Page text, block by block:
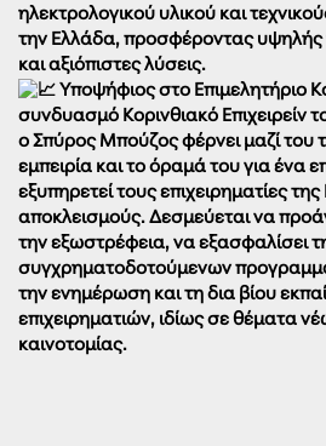
ηλεκτρολογικού υλικού και
την Ελλάδα, προσφέροντας υψηλής
και αξιόπιστες λύσεις.
Υποψήφιος στο Επιμελητήριο
συνδυασμό Κορινθιακό Επιχειρείν
ο Σπύρος Μπούζος φέρνει μαζί του
εμπειρία και το όραμά του για ένα
εξυπηρετεί τους επιχειρηματίες
αποκλεισμούς. Δεσμεύεται να
την εξωστρέφεια, να εξασφαλίσει
συγχρηματοδοτούμενων
την ενημέρωση και τη δια βίου
επιχειρηματιών, ιδίως σε θέματα
καινοτομίας.